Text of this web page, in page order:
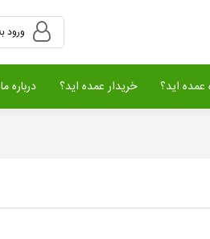
عمده اید؟ خریدار عمده اید؟ درباره ما